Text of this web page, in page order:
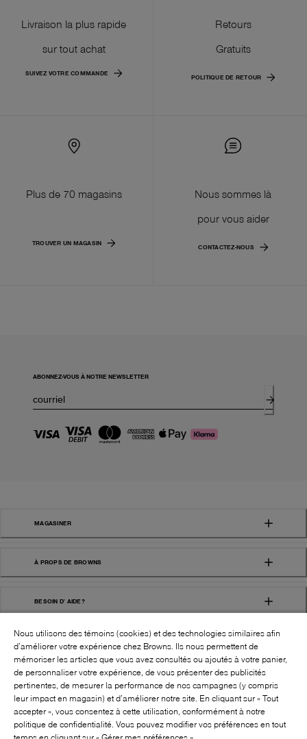
Livraison la plus rapide
sur tout achat
SUIVEZ VOTRE COMMANDE
Retours
Gratuits
POLITIQUE DE RETOUR
Plus de 70 magasins
TROUVER UN MAGASIN
Nous sommes là
pour vous aider
CONTACTEZ-NOUS
ABONNEZ-VOUS À NOTRE NEWSLETTER
MAGASINER
À PROPS DE BROWNS
BESOIN D' AIDE?
BROWNS SHOES INC. TOUS DROITS
SUIVEZ-NOUS!:
Nous utilisons des témoins (cookies) et des technologies similaires afin
d’améliorer votre expérience chez Browns. Ils nous permettent de
mémoriser les articles que vous avez consultés ou ajoutés à votre panier,
de personnaliser votre expérience, de vous présenter des publicités
pertinentes, de mesurer la performance de nos campagnes (y compris
leur impact en magasin) et d’améliorer notre site. En cliquant sur « Tout
accepter », vous consentez à cette utilisation, conformément à notre
politique de confidentialité. Vous pouvez modifier vos préférences en tout